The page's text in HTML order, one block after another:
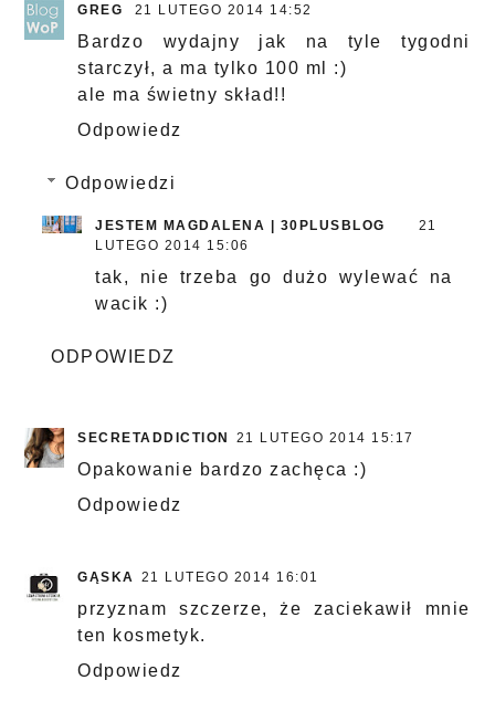
GREG 21 LUTEGO 2014 14:52
Bardzo wydajny jak na tyle tygodni
starczył, a ma tylko 100 ml :)
ale ma świetny skład!!
Odpowiedz
Odpowiedzi
JESTEM MAGDALENA | 30PLUSBLOG
21
LUTEGO 2014 15:06
tak, nie trzeba go dużo wylewać na
wacik :)
ODPOWIEDZ
SECRETADDICTION 21 LUTEGO 2014 15:17
Opakowanie bardzo zachęca :)
Odpowiedz
GĄSKA 21 LUTEGO 2014 16:01
przyznam szczerze, że zaciekawił mnie
ten kosmetyk.
Odpowiedz